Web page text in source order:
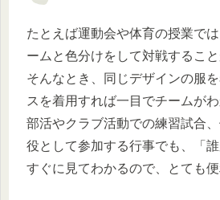
たとえば運動会や体育の授業で
ームと色分けをして対戦すること
そんなとき、同じデザインの服
スを着用すれば一目でチームがわ
部活やクラブ活動での練習試合
役として参加する行事でも、「
すぐに見てわかるので、とても便